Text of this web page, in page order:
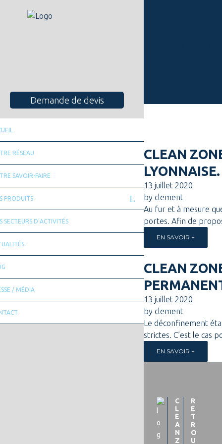
Demande de devis
RÉSEAU
SAVOIR-FAIRE
PRODUITS
SECTEURS D’ACTIVITÉS
/ MÉDIA
CLEAN
LYONNAISE.
13 juillet 2020
by clement
Au fur et à mesure
portes. Afin de
EN SAVOIR +
CLEAN
13 juillet 2020
by clement
Le déconfinement
strictes. C’est le cas
EN SAVOIR +
C
L
E
A
N
Z
R
E
T
R
O
U